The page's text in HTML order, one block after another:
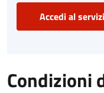
Accedi al
Condizioni